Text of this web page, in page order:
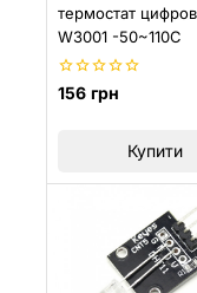
термостат
W3001 -50~110С
0
156 грн
Купити